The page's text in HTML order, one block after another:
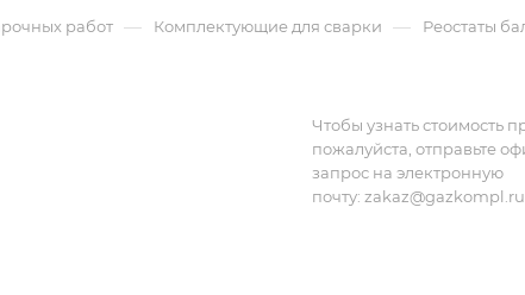
работ — Комплектующие для сварки — Реостаты
Чтобы узнать стоимость
пожалуйста, отправьте
запрос на электронную
почту: zakaz@gazkompl.ru